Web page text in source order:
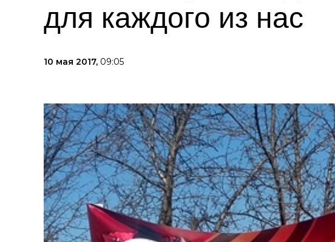
для каждого из нас
10 мая 2017, 09:05